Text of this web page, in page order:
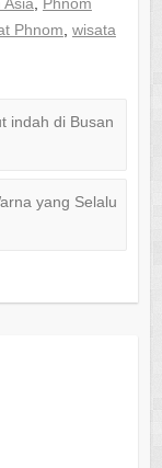
Asia, Phnom
Phnom, wisata
indah di Busan
yang Selalu